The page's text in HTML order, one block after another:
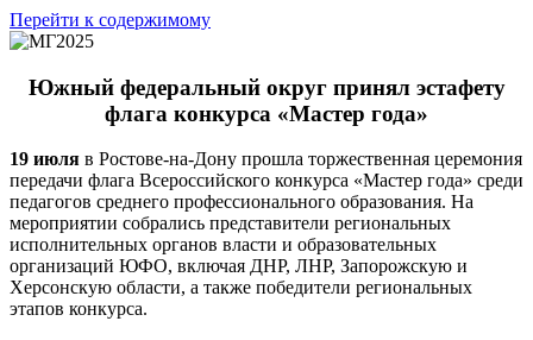
Перейти к содержимому
Южный федеральный округ принял эстафету
флага конкурса «Мастер года»
19 июля в Ростове-на-Дону прошла торжественная церемония
передачи флага Всероссийского конкурса «Мастер года» среди
педагогов среднего профессионального образования. На
мероприятии собрались представители региональных
исполнительных органов власти и образовательных
организаций ЮФО, включая ДНР, ЛНР, Запорожскую и
Херсонскую области, а также победители региональных
этапов конкурса.